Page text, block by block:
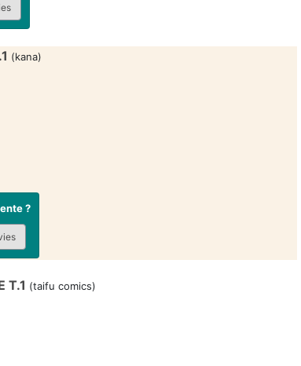
(kana)
?
T.1 (taifu comics)